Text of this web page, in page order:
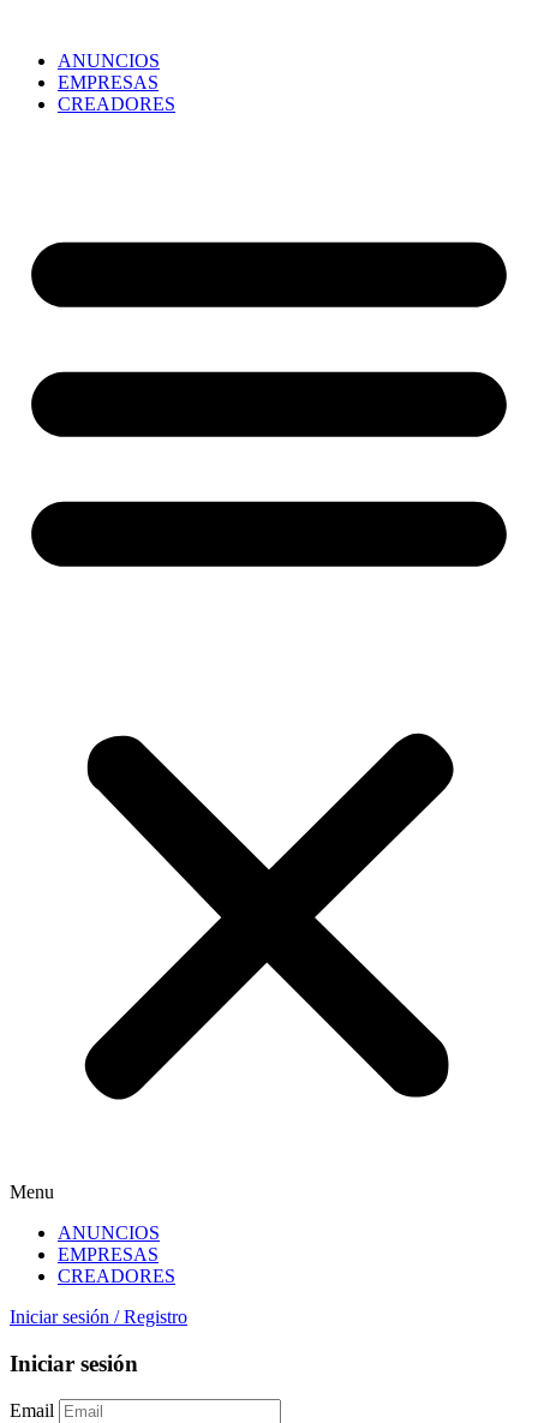
ANUNCIOS
EMPRESAS
CREADORES
Menu
ANUNCIOS
EMPRESAS
CREADORES
Iniciar sesión / Registro
Iniciar sesión
Email